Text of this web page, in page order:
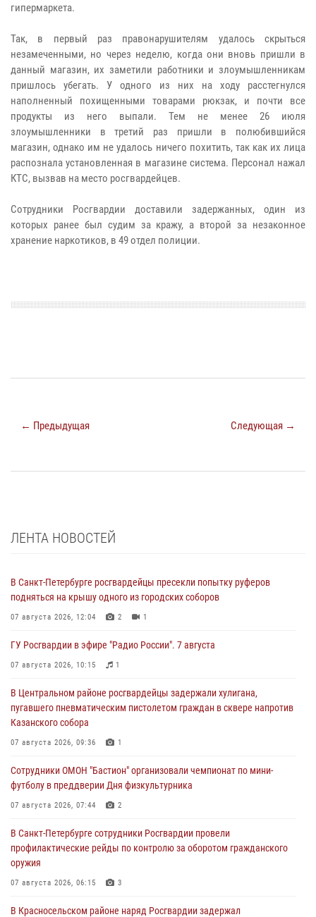
гипермаркета.
Так, в первый раз правонарушителям удалось скрыться
незамеченными, но через неделю, когда они вновь пришли в
данный магазин, их заметили работники и злоумышленникам
пришлось убегать. У одного из них на ходу расстегнулся
наполненный похищенными товарами рюкзак, и почти все
продукты из него выпали. Тем не менее 26 июля
злоумышленники в третий раз пришли в полюбившийся
магазин, однако им не удалось ничего похитить, так как их лица
распознала установленная в магазине система. Персонал нажал
КТС, вызвав на место росгвардейцев.
Сотрудники Росгвардии доставили задержанных, один из
которых ранее был судим за кражу, а второй за незаконное
хранение наркотиков, в 49 отдел полиции.​​​​​​​
← Предыдущая Следующая →
ЛЕНТА НОВОСТЕЙ
В Санкт-Петербурге росгвардейцы пресекли попытку руферов
подняться на крышу одного из городских соборов
07 августа 2026, 12:04 2 1
ГУ Росгвардии в эфире "Радио России". 7 августа
07 августа 2026, 10:15 1
В Центральном районе росгвардейцы задержали хулигана,
пугавшего пневматическим пистолетом граждан в сквере напротив
Казанского собора
07 августа 2026, 09:36 1
Сотрудники ОМОН "Бастион" организовали чемпионат по мини-
футболу в преддверии Дня физкультурника
07 августа 2026, 07:44 2
В Санкт-Петербурге сотрудники Росгвардии провели
профилактические рейды по контролю за оборотом гражданского
оружия
07 августа 2026, 06:15 3
В Красносельском районе наряд Росгвардии задержал